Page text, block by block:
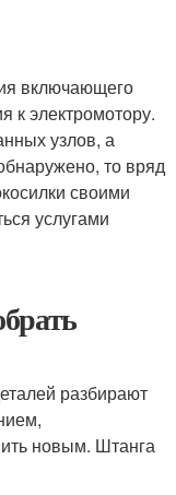
включающего
к электромотору.
узлов, а
то вряд
своими
услугами
разбирают
новым. Штанга